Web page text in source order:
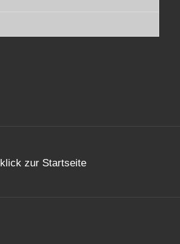
klick zur Startseite